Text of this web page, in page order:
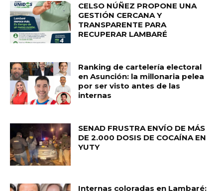
CELSO NÚÑEZ PROPONE UNA
GESTIÓN CERCANA Y
TRANSPARENTE PARA
RECUPERAR LAMBARÉ
Ranking de cartelería electoral
en Asunción: la millonaria pelea
por ser visto antes de las
internas
SENAD FRUSTRA ENVÍO DE MÁS
DE 2.000 DOSIS DE COCAÍNA EN
YUTY
Internas coloradas en Lambaré: